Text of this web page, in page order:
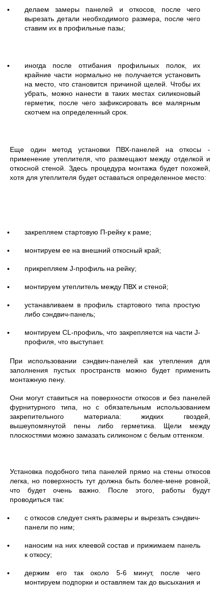
делаем замеры панелей и откосов, после чего
вырезать детали необходимого размера, после чего
ставим их в профильные пазы;
иногда после отгибания профильных полок, их
крайние части нормально не получается установить
на место, что становится причиной щелей. Чтобы их
убрать, можно нанести в таких местах силиконовый
герметик, после чего зафиксировать все малярным
скотчем на определенный срок.
Еще один метод установки ПВХ-панелей на откосы -
применение утеплителя, что размещают между отделкой и
откосной стеной. Здесь процедура монтажа будет похожей,
хотя для утеплителя будет оставаться определенное место:
закрепляем стартовую П-рейку к раме;
монтируем ее на внешний откосный край;
прикрепляем J-профиль на рейку;
монтируем утеплитель между ПВХ и стеной;
устанавливаем в профиль стартового типа простую
либо сэндвич-панель;
монтируем CL-профиль, что закрепляется на части J-
профиля, что выступает.
При использовании сэндвич-панелей как утепления для
заполнения пустых пространств можно будет применить
монтажную пену.
Они могут ставиться на поверхности откосов и без панелей
фурнитурного типа, но с обязательным использованием
закрепительного материала: жидких гвоздей,
вышеупомянутой пены либо герметика. Щели между
плоскостями можно замазать силиконом с белым оттенком.
Установка подобного типа панелей прямо на стены откосов
легка, но поверхность тут должна быть более-мене ровной,
что будет очень важно. После этого, работы будут
проводиться так:
с откосов следует снять размеры и вырезать сэндвич-
панели по ним;
наносим на них клеевой состав и прижимаем панель
к откосу;
держим его так около 5-6 минут, после чего
монтируем подпорки и оставляем так до высыхания и